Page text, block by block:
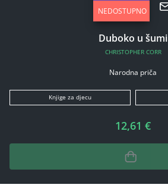
NEDOSTUPNO
Duboko u šumi
CHRISTOPHER CORR
Narodna priča
Knjige za djecu
12,61 €